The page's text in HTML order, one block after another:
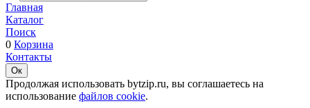
Главная
Каталог
Поиск
0 Корзина
Контакты
Ок
Продолжая использовать bytzip.ru, вы соглашаетесь на
использование файлов cookie.